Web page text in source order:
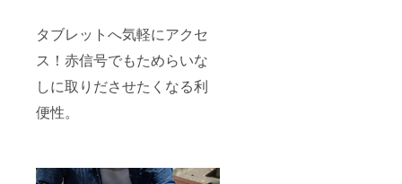
タブレットへ気軽にアクセ
ス！赤信号でもためらいな
しに取りださせたくなる利
便性。